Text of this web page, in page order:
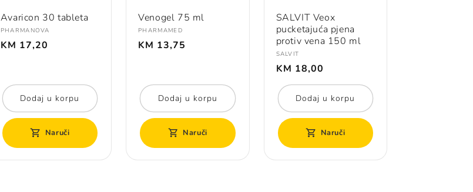
Avaricon 30 tableta
Prodavač:
PHARMANOVA
Redovna
cijena
KM 17,20
Dodaj u korpu
Naruči
Venogel 75 ml
Prodavač:
PHARMAMED
Redovna
cijena
KM 13,75
Dodaj u korpu
Naruči
SALVIT Veox
pucketajuća pjena
protiv vena 150 ml
Prodavač:
SALVIT
Redovna
cijena
KM 18,00
Dodaj u korpu
Naruči